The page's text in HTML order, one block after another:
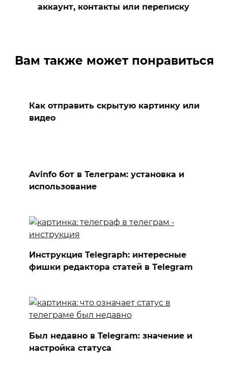
аккаунт, контакты или переписку
Вам также может понравиться
Как отправить скрытую картинку или
видео
Avinfo бот в Телеграм: установка и
использование
Инструкция Telegraph: интересные
фишки редактора статей в Тelegram
Был недавно в Telegram: значение и
настройка статуса